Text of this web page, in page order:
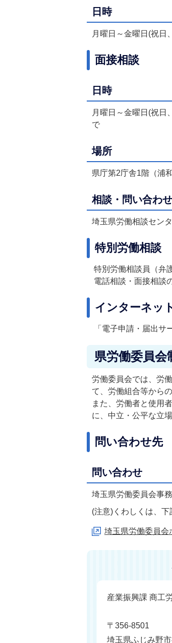
日時
月曜日～金曜日(祝日
面接相談
日時
月曜日～金曜日(祝日
で
場所
県庁第2庁舎1階（浦
相談・問い合わせ
埼玉県労働相談セン
特別労働相談
特別労働相談員（弁
電話相談・面接相談
インターネッ
「電子申請・届出サ
県労働委員会
労働委員会では、労
て、労働組合等から
また、労働者と使用
に、中立・公平な立
問い合わせ先
問い合わせ
埼玉県労働委員会事
(注意)くわしくは、下
埼玉県労働委員会
産業振興課 商工
〒356-8501
埼玉県ふじみ野